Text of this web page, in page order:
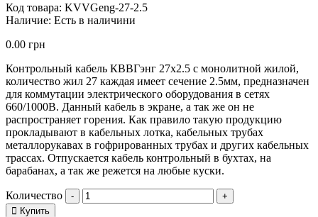
Код товара: KVVGeng-27-2.5
Наличие: Есть в наличини
0.00 грн
Контрольный кабель КВВГэнг 27х2.5 с монолитной жилой,
количество жил 27 каждая имеет сечение 2.5мм, предназначен
для коммутации электрического оборудования в сетях
660/1000В. Данный кабель в экране, а так же он не
распространяет горения. Как правило такую продукцию
прокладывают в кабельных лотка, кабельных трубах
металлорукавах в гофрированных трубах и других кабельных
трассах. Отпускается кабель контрольный в бухтах, на
барабанах, а так же режется на любые куски.
Количество -
+
Купить